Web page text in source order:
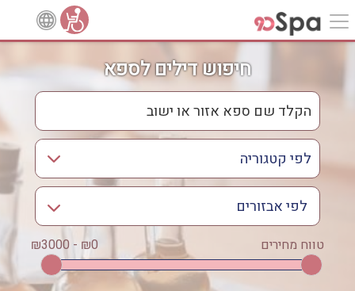
חיפוש דילים לספא
לפי אבזורים
אירוודה
אישור טווח מחירים ₪0 - ₪3000